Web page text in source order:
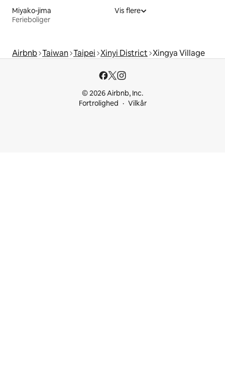
Miyako-jima
Ferieboliger
Vis flere
Airbnb Taiwan Taipei Xinyi District Xingya Village
© 2026 Airbnb, Inc.
Fortrolighed
Vilkår